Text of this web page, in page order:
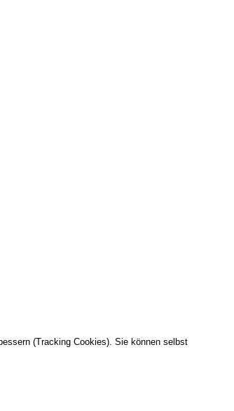
(Tracking Cookies). Sie können selbst